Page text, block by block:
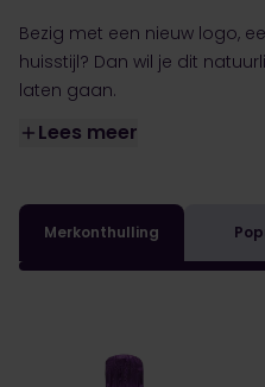
Bezig met een nieuw logo,
huisstijl? Dan wil je dit
laten gaan.
Lees meer
Merkonthulling